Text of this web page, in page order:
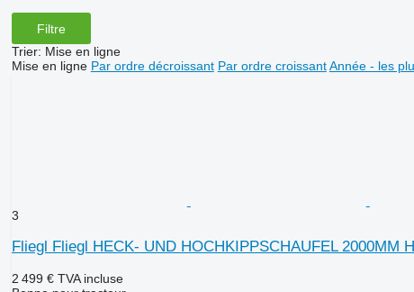
Filtre
Trier: Mise en ligne
Mise en ligne Par ordre décroissant Par ordre croissant Année - les
3
Fliegl Fliegl HECK- UND HOCHKIPPSCHAUFEL 2000MM
2 499 € TVA incluse